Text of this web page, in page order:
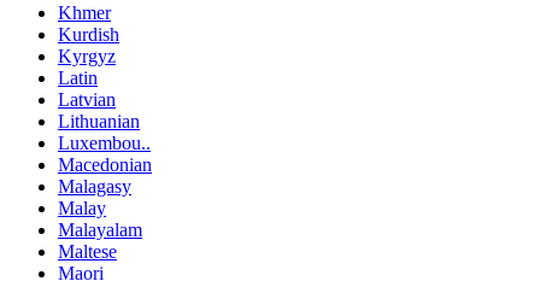
Khmer
Kurdish
Kyrgyz
Latin
Latvian
Lithuanian
Luxembou..
Macedonian
Malagasy
Malay
Malayalam
Maltese
Maori